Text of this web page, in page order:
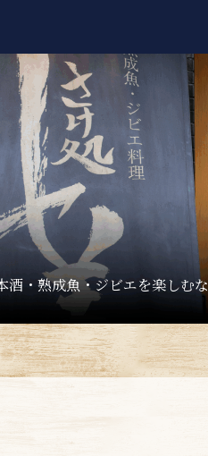
酒・熟成魚・ジビエを楽しむ